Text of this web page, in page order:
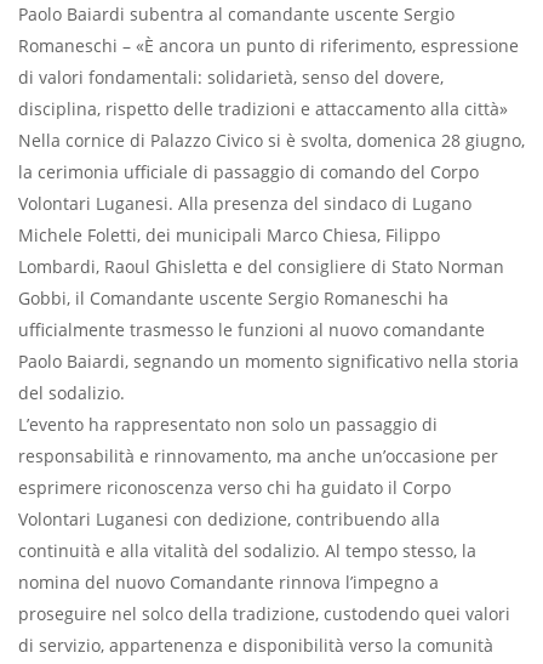
Paolo Baiardi subentra al comandante uscente Sergio
Romaneschi – «È ancora un punto di riferimento, espressione
di valori fondamentali: solidarietà, senso del dovere,
disciplina, rispetto delle tradizioni e attaccamento alla città»
Nella cornice di Palazzo Civico si è svolta, domenica 28 giugno,
la cerimonia ufficiale di passaggio di comando del Corpo
Volontari Luganesi. Alla presenza del sindaco di Lugano
Michele Foletti, dei municipali Marco Chiesa, Filippo
Lombardi, Raoul Ghisletta e del consigliere di Stato Norman
Gobbi, il Comandante uscente Sergio Romaneschi ha
ufficialmente trasmesso le funzioni al nuovo comandante
Paolo Baiardi, segnando un momento significativo nella storia
del sodalizio.
L’evento ha rappresentato non solo un passaggio di
responsabilità e rinnovamento, ma anche un’occasione per
esprimere riconoscenza verso chi ha guidato il Corpo
Volontari Luganesi con dedizione, contribuendo alla
continuità e alla vitalità del sodalizio. Al tempo stesso, la
nomina del nuovo Comandante rinnova l’impegno a
proseguire nel solco della tradizione, custodendo quei valori
di servizio, appartenenza e disponibilità verso la comunità